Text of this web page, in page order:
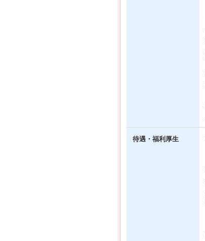
待遇・福利厚生